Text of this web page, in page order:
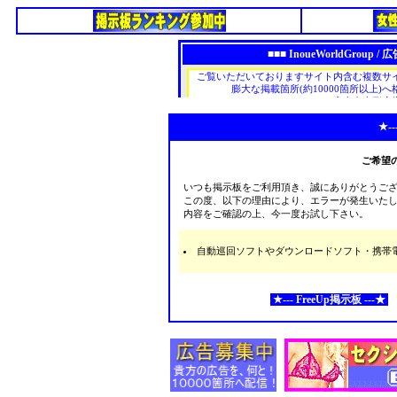
ご希望
いつも掲示板をご利用頂き、誠にありがとうご
この度、以下の理由により、エラーが発生いた
内容をご確認の上、今一度お試し下さい。
自動巡回ソフトやダウンロードソフト・携
★--- FreeUp掲示板 ---★